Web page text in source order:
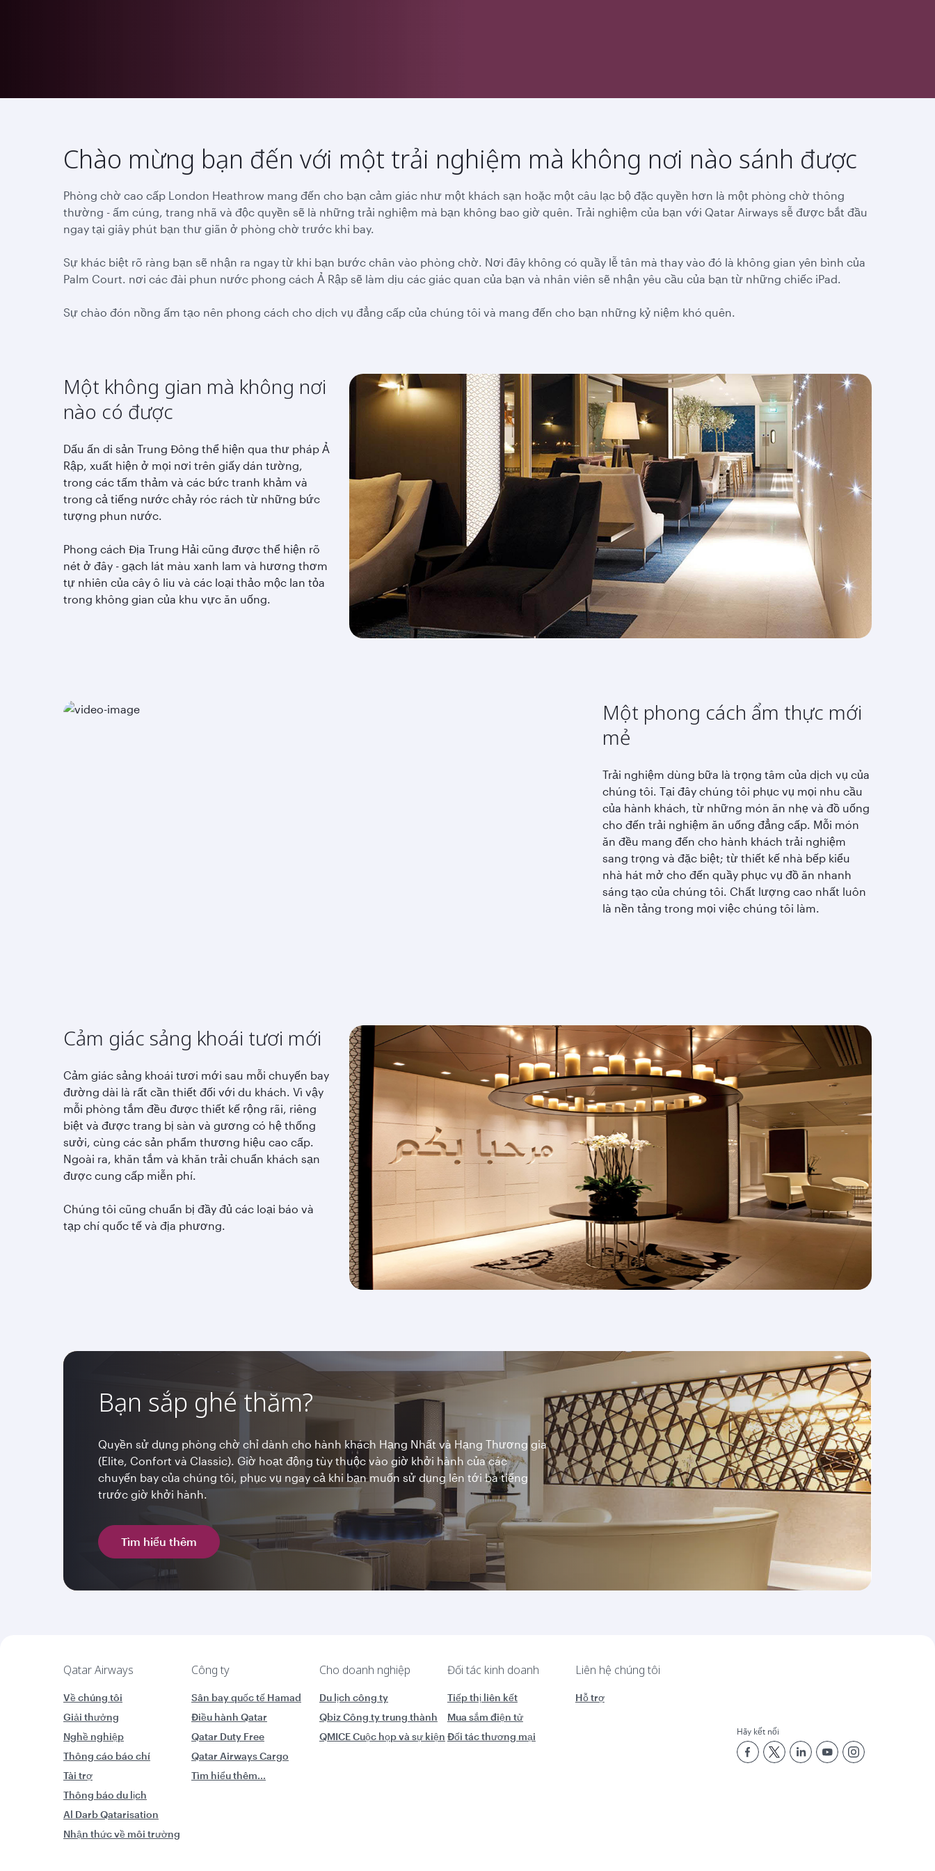
Chào mừng bạn đến với một trải nghiệm mà không nơi nào sánh được
Phòng chờ cao cấp London Heathrow mang đến cho bạn cảm giác như một khách sạn hoặc một câu lạc bộ đặc quyền hơn là một phòng chờ thông
thường - ấm cúng, trang nhã và độc quyền sẽ là những trải nghiệm mà bạn không bao giờ quên. Trải nghiệm của bạn với Qatar Airways sễ được bắt đầu
ngay tại giây phút bạn thư giãn ở phòng chờ trước khi bay.
Sự khác biệt rõ ràng bạn sẽ nhận ra ngay từ khi bạn bước chân vào phòng chờ. Nơi đây không có quầy lễ tân mà thay vào đó là không gian yên bình của
Palm Court. nơi các đài phun nước phong cách Ả Rập sẽ làm dịu các giác quan của bạn và nhân viên sẽ nhận yêu cầu của bạn từ những chiếc iPad.
Sự chào đón nồng ấm tạo nên phong cách cho dịch vụ đẳng cấp của chúng tôi và mang đến cho bạn những kỷ niệm khó quên.
Một không gian mà không nơi
nào có được
Dấu ấn di sản Trung Đông thể hiện qua thư pháp Ả
Rập, xuất hiện ở mọi nơi trên giấy dán tường,
trong các tấm thảm và các bức tranh khảm và
trong cả tiếng nước chảy róc rách từ những bức
tượng phun nước.
Phong cách Địa Trung Hải cũng được thể hiện rõ
nét ở đây - gạch lát màu xanh lam và hương thơm
tự nhiên của cây ô liu và các loại thảo mộc lan tỏa
trong không gian của khu vực ăn uống.
Một phong cách ẩm thực mới
mẻ
Trải nghiệm dùng bữa là trọng tâm của dịch vụ của
chúng tôi. Tại đây chúng tôi phục vụ mọi nhu cầu
của hành khách, từ những món ăn nhẹ và đồ uống
cho đến trải nghiệm ăn uống đẳng cấp. Mỗi món
ăn đều mang đến cho hành khách trải nghiệm
sang trọng và đặc biệt; từ thiết kế nhà bếp kiểu
nhà hát mở cho đến quầy phục vụ đồ ăn nhanh
sáng tạo của chúng tôi. Chất lượng cao nhất luôn
là nền tảng trong mọi việc chúng tôi làm.
Cảm giác sảng khoái tươi mới
Cảm giác sảng khoái tươi mới sau mỗi chuyến bay
đường dài là rất cần thiết đối với du khách. Vì vậy
mỗi phòng tắm đều được thiết kế rộng rãi, riêng
biệt và được trang bị sàn và gương có hệ thống
sưởi, cùng các sản phẩm thương hiệu cao cấp.
Ngoài ra, khăn tắm và khăn trải chuẩn khách sạn
được cung cấp miễn phí.
Chúng tôi cũng chuẩn bị đầy đủ các loại báo và
tạp chí quốc tế và địa phương.
Bạn sắp ghé thăm?
Quyền sử dụng phòng chờ chỉ dành cho hành khách Hạng Nhất và Hạng Thương gia
(Elite, Confort và Classic). Giờ hoạt động tùy thuộc vào giờ khởi hành của các
chuyến bay của chúng tôi, phục vụ ngay cả khi bạn muốn sử dụng lên tới ba tiếng
trước giờ khởi hành.
Tìm hiểu thêm
Qatar Airways Công ty Cho doanh nghiệp Đối tác kinh doanh Liên hệ chúng tôi
Về chúng tôi
Giải thưởng
Nghề nghiệp
Thông cáo báo chí
Tài trợ
Thông báo du lịch
Al Darb Qatarisation
Nhận thức về môi trường
Sân bay quốc tế Hamad
Điều hành Qatar
Qatar Duty Free
Qatar Airways Cargo
Tìm hiểu thêm...
Du lịch công ty
Qbiz Công ty trung thành
QMICE Cuộc họp và sự kiện
Tiếp thị liên kết
Mua sắm điện tử
Đối tác thương mại
Hỗ trợ
Hãy kết nối